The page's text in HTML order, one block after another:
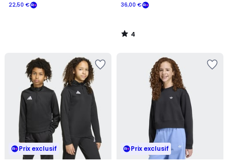
22,50 € 36,00 €
4
/
Prix exclusif Prix exclusif